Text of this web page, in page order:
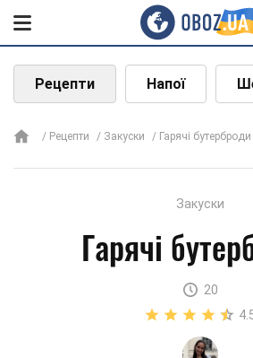
Рецепти Напої
Рецепти Закуски Гарячі бутерброди
Закуски
Гарячі
20